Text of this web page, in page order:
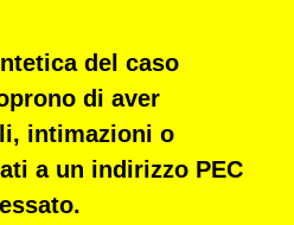
del caso
di aver
intimazioni o
a un indirizzo PEC
.